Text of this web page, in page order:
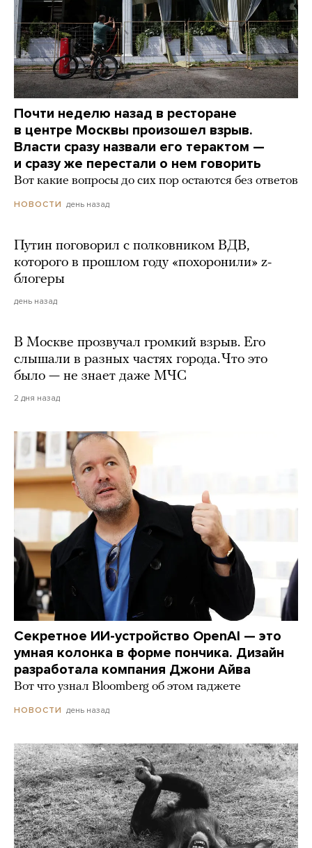
Почти неделю назад в ресторане
в центре Москвы произошел взрыв.
Власти сразу назвали его терактом —
и сразу же перестали о нем говорить
Вот какие вопросы до сих пор остаются без ответов
НОВОСТИ день назад
Путин поговорил с полковником ВДВ,
которого в прошлом году «похоронили» z-
блогеры
день назад
В Москве прозвучал громкий взрыв. Его
слышали в разных частях города. Что это
было — не знает даже МЧС
2 дня назад
Секретное ИИ-устройство OpenAI — это
умная колонка в форме пончика. Дизайн
разработала компания Джони Айва
Вот что узнал Bloomberg об этом гаджете
НОВОСТИ день назад